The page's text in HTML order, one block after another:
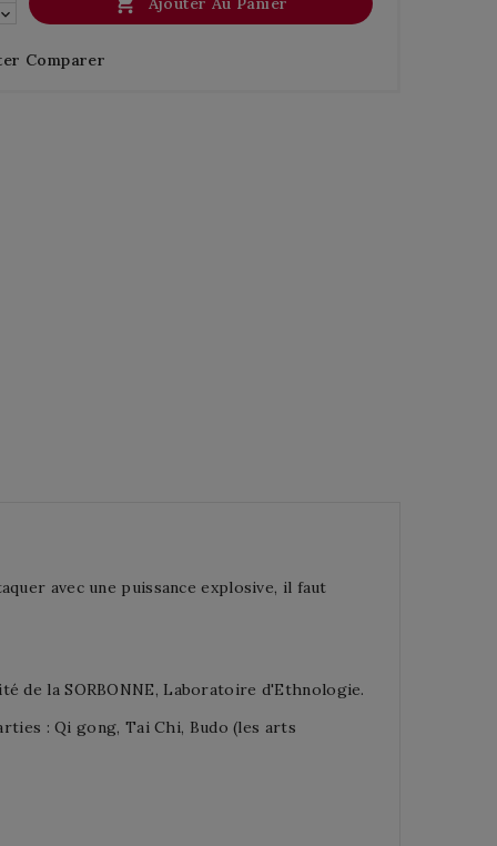
Comparer
avec une puissance explosive, il faut
de la SORBONNE, Laboratoire d'Ethnologie.
: Qi gong, Tai Chi, Budo (les arts